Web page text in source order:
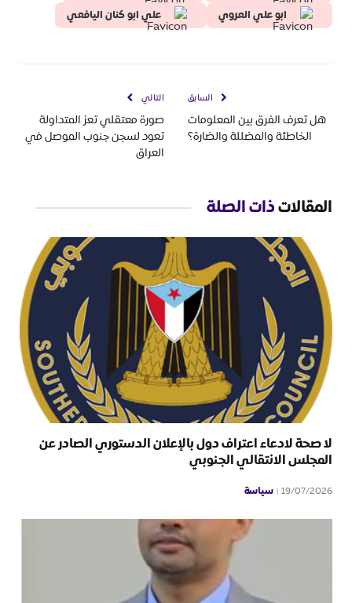
ابو علي العروي
علي ابو كنان اليافعي
السابق
هل تعرف الفرق بين المعلومات
الخاطئة والمضللة والضارة؟
التالي
صورة معتقلي تعز المتداولة
تعود لسجن جنوب الموصل في
العراق
المقالاتذات الصلة
لا صحة لادعاء اعتراف دول بالإعلان الدستوري الصادر عن
المجلس الانتقالي الجنوبي
19/07/2026 سياسة